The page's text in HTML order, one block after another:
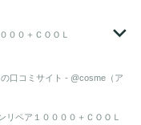
００＋ＣＯＯＬ
の口コミサイト - @cosme（ア
リペア１００００＋ＣＯＯＬ